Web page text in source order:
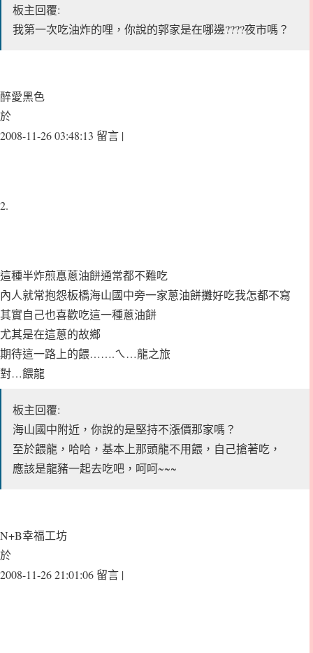
板主回覆:
我第一次吃油炸的哩，你說的郭家是在哪邊????夜市嗎？
醉愛黑色
於
2008-11-26 03:48:13 留言 |
2.
這種半炸煎惪蔥油餅通常都不難吃
內人就常抱怨板橋海山國中旁一家蔥油餅攤好吃我怎都不寫
其實自己也喜歡吃這一種蔥油餅
尤其是在這蔥的故鄉
期待這一路上的餵…….ㄟ…龍之旅
對…餵龍
板主回覆:
海山國中附近，你說的是堅持不漲價那家嗎？
至於餵龍，哈哈，基本上那頭龍不用餵，自己搶著吃，
應該是龍豬一起去吃吧，呵呵~~~
N+B幸福工坊
於
2008-11-26 21:01:06 留言 |